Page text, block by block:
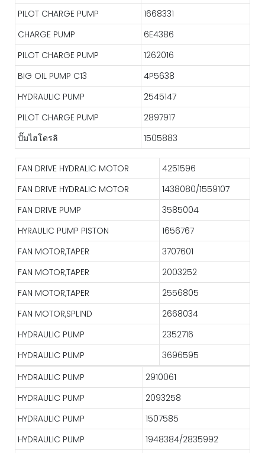
PILOT CHARGE PUMP
1668331
CHARGE PUMP
6E4386
PILOT CHARGE PUMP
1262016
BIG OIL PUMP C13
4P5638
HYDRAULIC PUMP
2545147
PILOT CHARGE PUMP
2897917
ปั๊มไฮโดรลิ
1505883
FAN DRIVE HYDRALIC MOTOR
4251596
FAN DRIVE HYDRALIC MOTOR
1438080/1559107
FAN DRIVE PUMP
3585004
HYRAULIC PUMP PISTON
1656767
FAN MOTOR,TAPER
3707601
FAN MOTOR,TAPER
2003252
FAN MOTOR,TAPER
2556805
FAN MOTOR,SPLIND
2668034
HYDRAULIC PUMP
2352716
HYDRAULIC PUMP
3696595
HYDRAULIC PUMP
2910061
HYDRAULIC PUMP
2093258
HYDRAULIC PUMP
1507585
HYDRAULIC PUMP
1948384/2835992